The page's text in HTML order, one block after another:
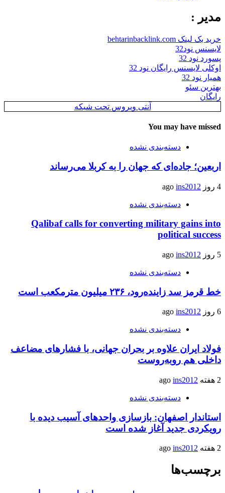
مدیر :
خرید بک لینک behtarinbacklink.com
لایسنس نود32
پسورد نود 32
اوکلی لایسنس رایگان نود 32
همیار نود 32
بهترین سئو
رایگان
آنتی ویروس تحت شبکه
You may have missed
دسته‌بندی نشده
اربعین؛ جاده‌ای که جهان را به کربلا می‌رساند
4 روز ago ins2012
دسته‌بندی نشده
Qalibaf calls for converting military gains into
political success
5 روز ago ins2012
دسته‌بندی نشده
خط قرمز سد زاینده‌رود، ۲۳۶ میلیون مترمکعب است
6 روز ago ins2012
دسته‌بندی نشده
فولاد ایران علاوه بر بحران جهانی، با فشارهای مضاعف
داخلی هم روبه‌روست
2 هفته ago ins2012
دسته‌بندی نشده
استاندار اصفهان: بازسازی واحدهای آسیب دیده با
رویکردی جدید آغاز شده است
2 هفته ago ins2012
برچسب‌ها